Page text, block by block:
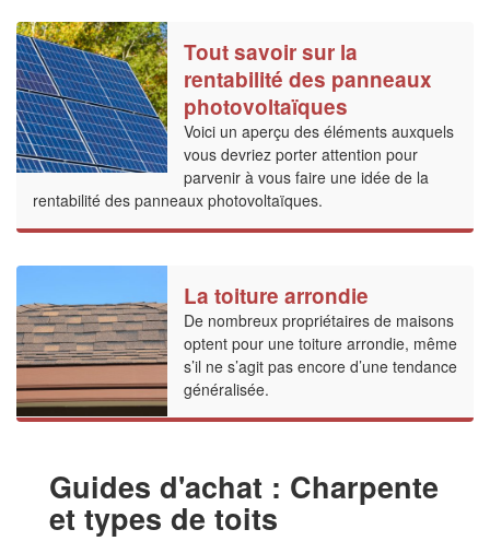
Tout savoir sur la
rentabilité des panneaux
photovoltaïques
Voici un aperçu des éléments auxquels
vous devriez porter attention pour
parvenir à vous faire une idée de la
rentabilité des panneaux photovoltaïques.
La toiture arrondie
De nombreux propriétaires de maisons
optent pour une toiture arrondie, même
s’il ne s’agit pas encore d’une tendance
généralisée.
Guides d'achat : Charpente
et types de toits